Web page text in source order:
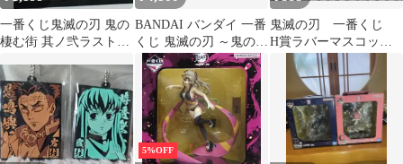
一番くじ鬼滅の刃 鬼の
棲む街 其ノ弐ラストワ
髄天元
BANDAI バンダイ 一番
くじ 鬼滅の刃 ～鬼の棲
む街～ 其ノ弐 C賞 堕姫
(完全体) フィギュア 中
古 [MB-7841]
鬼滅の刃 一番くじ
H賞ラバーマスコッ
ト 胡蝶しのぶ
5%OFF